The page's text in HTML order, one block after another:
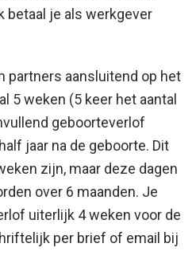
betaal je als werkgever
partners aansluitend op het
5 weken (5 keer het aantal
geboorteverlof
jaar na de geboorte. Dit
zijn, maar deze dagen
over 6 maanden. Je
uiterlijk 4 weken voor de
per brief of email bij